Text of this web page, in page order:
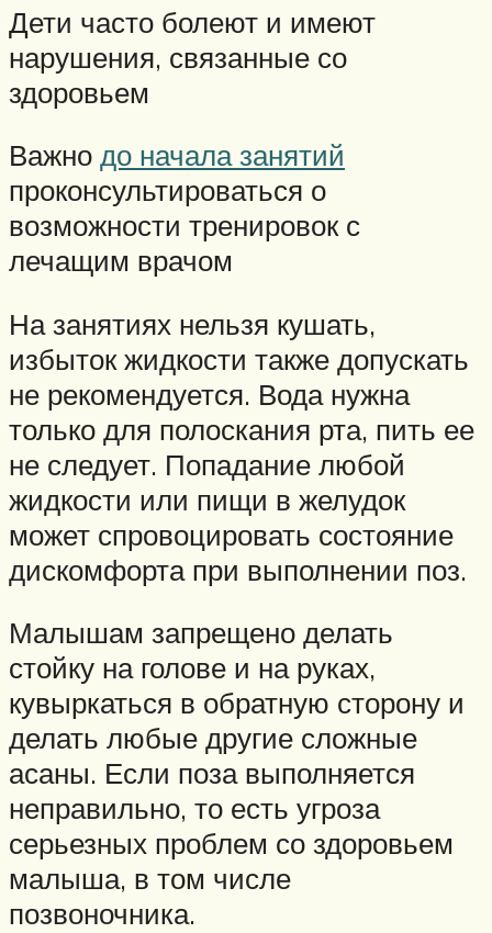
Дети часто болеют и имеют
нарушения, связанные со
здоровьем
Важно до начала занятий
проконсультироваться о
возможности тренировок с
лечащим врачом
На занятиях нельзя кушать,
избыток жидкости также допускать
не рекомендуется. Вода нужна
только для полоскания рта, пить ее
не следует. Попадание любой
жидкости или пищи в желудок
может спровоцировать состояние
дискомфорта при выполнении поз.
Малышам запрещено делать
стойку на голове и на руках,
кувыркаться в обратную сторону и
делать любые другие сложные
асаны. Если поза выполняется
неправильно, то есть угроза
серьезных проблем со здоровьем
малыша, в том числе
позвоночника.